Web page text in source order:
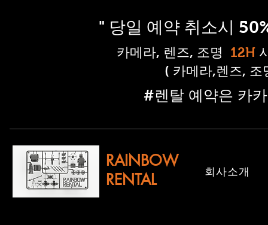
" 당일 예약 취소시
​카메라, 렌즈, 조명 12H
( 카메라,렌즈, 조
​#렌탈 예약은 카
RAINBOW
RENTAL
​회사소개